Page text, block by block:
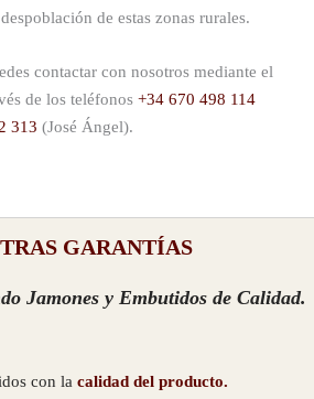
de estas zonas rurales.
contactar con nosotros mediante el
de los teléfonos +34 670 498 114
313 (José Ángel).
GARANTÍAS
Jamones y Embutidos de Calidad.
con la calidad del producto.